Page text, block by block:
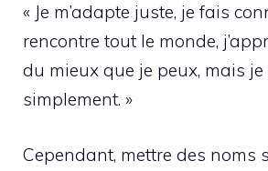
« Je m’adapte juste, je fais
rencontre tout le monde,
du mieux que je peux, mais je
simplement. »
Cependant, mettre des noms